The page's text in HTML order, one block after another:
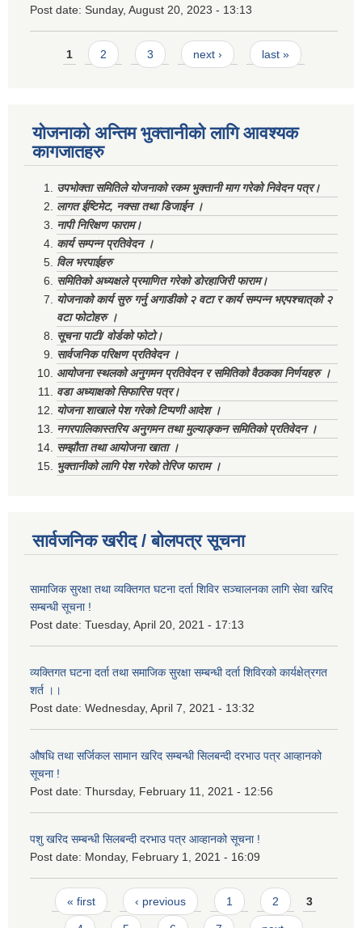
Post date: Sunday, August 20, 2023 - 13:13
Pages
1 2 3 next › last »
योजनाको अन्तिम भुक्तानीको लागि आवश्यक
कागजातहरु
उपभोक्ता समितिले योजनाको रकम भुक्तानी माग गरेको निवेदन पत्र।
लागत ईष्टिमेट, नक्सा तथा डिजाईन ।
नापी निरिक्षण फाराम।
कार्य सम्पन्न प्रतिवेदन ।
विल भरपाईहरु
समितिको अध्यक्षले प्रमाणित गरेको डोरहाजिरी फाराम।
योजनाको कार्य सुरु गर्नु अगाडीको २ वटा र कार्य सम्पन्न भएपश्चात्‌को २
वटा फोटोहरु ।
सूचना पाटी/ वोर्डको फोटो।
सार्वजनिक परिक्षण प्रतिवेदन ।
आयोजना स्थलको अनुगमन प्रतिवेदन र समितिको वैठकका निर्णयहरु ।
वडा अध्याक्षको सिफारिस पत्र।
योजना शाखाले पेश गरेको टिप्पणी आदेश ।
नगरपालिकास्तरिय अनुगमन तथा मुल्याङ्कन समितिको प्रतिवेदन ।
सम्झौता तथा आयोजना खाता ।
भुक्तानीको लागि पेश गरेको तेरिज फाराम ।
सार्वजनिक खरीद / बोलपत्र सूचना
सामाजिक सुरक्षा तथा व्यक्तिगत घटना दर्ता शिविर सञ्चालनका लागि सेवा खरिद
सम्बन्धी सूचना !
Post date: Tuesday, April 20, 2021 - 17:13
व्यक्तिगत घटना दर्ता तथा समाजिक सुरक्षा सम्बन्धी दर्ता शिविरको कार्यक्षेत्रगत
शर्त ।।
Post date: Wednesday, April 7, 2021 - 13:32
औषधि तथा सर्जिकल सामान खरिद सम्बन्धी सिलबन्दी दरभाउ पत्र आव्हानको
सूचना !
Post date: Thursday, February 11, 2021 - 12:56
पशु खरिद सम्बन्धी सिलबन्दी दरभाउ पत्र आव्हानको सूचना !
Post date: Monday, February 1, 2021 - 16:09
Pages
« first ‹ previous 1 2 3